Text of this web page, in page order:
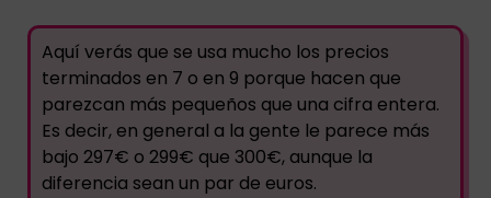
Aquí verás que se usa mucho los precios
terminados en 7 o en 9 porque hacen que
parezcan más pequeños que una cifra entera.
Es decir, en general a la gente le parece más
bajo 297€ o 299€ que 300€, aunque la
diferencia sean un par de euros.